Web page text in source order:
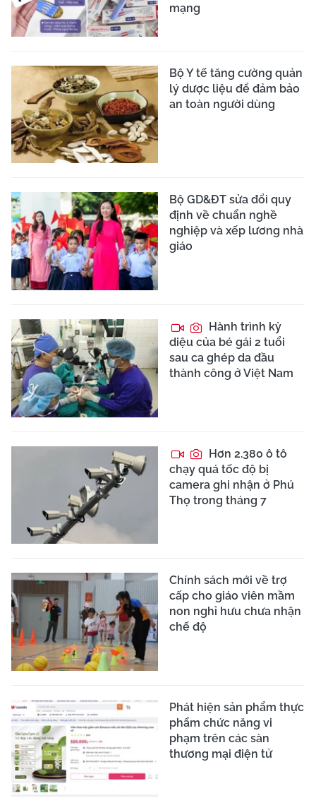
mạng
Bộ Y tế tăng cường quản
lý dược liệu để đảm bảo
an toàn người dùng
Bộ GD&ĐT sửa đổi quy
định về chuẩn nghề
nghiệp và xếp lương nhà
giáo
Hành trình kỳ
diệu của bé gái 2 tuổi
sau ca ghép da đầu
thành công ở Việt Nam
Hơn 2.380 ô tô
chạy quá tốc độ bị
camera ghi nhận ở Phú
Thọ trong tháng 7
Chính sách mới về trợ
cấp cho giáo viên mầm
non nghỉ hưu chưa nhận
chế độ
Phát hiện sản phẩm thực
phẩm chức năng vi
phạm trên các sàn
thương mại điện tử